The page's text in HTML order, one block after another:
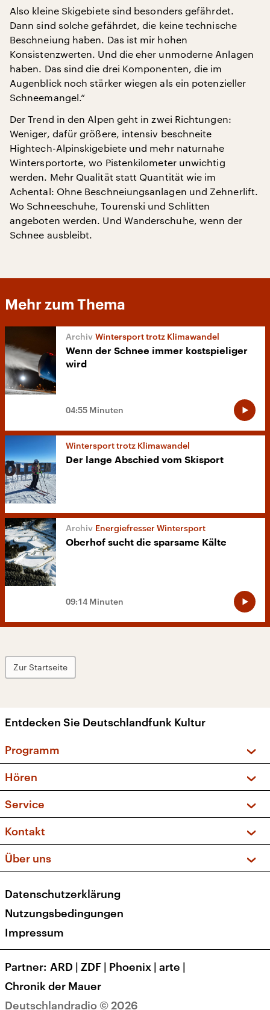
Also kleine Skigebiete sind besonders gefährdet.
Dann sind solche gefährdet, die keine technische
Beschneiung haben. Das ist mir hohen
Konsistenzwerten. Und die eher unmoderne Anlagen
haben. Das sind die drei Komponenten, die im
Augenblick noch stärker wiegen als ein potenzieller
Schneemangel.“
Der Trend in den Alpen geht in zwei Richtungen:
Weniger, dafür größere, intensiv beschneite
Hightech-Alpinskigebiete und mehr naturnahe
Wintersportorte, wo Pistenkilometer unwichtig
werden. Mehr Qualität statt Quantität wie im
Achental: Ohne Beschneiungsanlagen und Zehnerlift.
Wo Schneeschuhe, Tourenski und Schlitten
angeboten werden. Und Wanderschuhe, wenn der
Schnee ausbleibt.
Mehr zum Thema
Wintersport trotz Klimawandel
Wenn der Schnee immer kostspieliger
wird
04:55 Minuten
Wintersport trotz Klimawandel
Der lange Abschied vom Skisport
Energiefresser Wintersport
Oberhof sucht die sparsame Kälte
09:14 Minuten
Zur Startseite
Entdecken Sie Deutschlandfunk Kultur
Programm
Sendungen und Podcasts
Musikliste
Kakadu – Das Kinderprogramm
Hören
Frequenzen (UKW + DAB+)
Service
FAQ
Apps
Newsletter
Veranstaltungen
Kontakt
Social Media
Über uns
Presse
Karriere
Transparenz
Deutschlandradio © 2026
Datenschutzerklärung
Nutzungsbedingungen
Impressum
Partner ARD | ZDF | Phoenix | arte |
Chronik der Mauer